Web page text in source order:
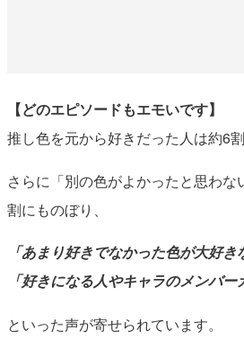
【どのエピソードもエモいです】
推し色を元から好きだった人は約6割
さらに「別の色がよかったと思わ
割にものぼり、
「あまり好きでなかった色が大好き
「好きになる人やキャラのメンバー
といった声が寄せられています。